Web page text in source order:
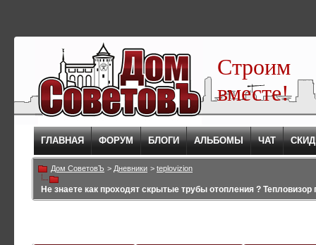
Строим
вместе!
ГЛАВНАЯ ФОРУМ БЛОГИ АЛЬБОМЫ ЧАТ
Дом СоветовЪ > Дневники > teplovizion
Не знаете как проходят скрытые трубы отопления ?